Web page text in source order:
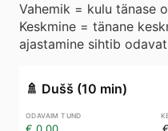
Vahemik = kulu tänase
Keskmine = tänane
ajastamine sihtib
🚿 Dušš (10 min)